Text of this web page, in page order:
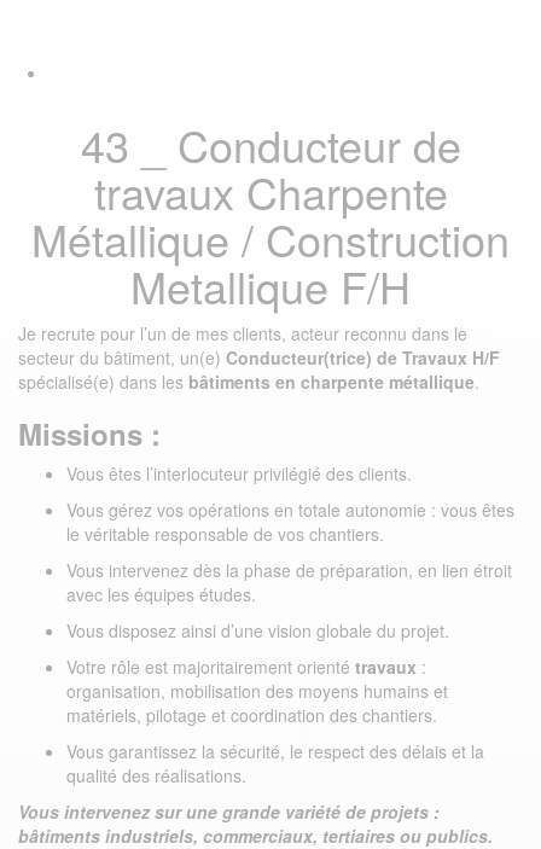
navigation
43 _ Conducteur de
travaux Charpente
Métallique / Construction
Metallique F/H
Je recrute pour l’un de mes clients, acteur reconnu dans le
secteur du bâtiment, un(e) Conducteur(trice) de Travaux H/F
spécialisé(e) dans les bâtiments en charpente métallique.
Missions :
Vous êtes l’interlocuteur privilégié des clients.
Vous gérez vos opérations en totale autonomie : vous êtes
le véritable responsable de vos chantiers.
Vous intervenez dès la phase de préparation, en lien étroit
avec les équipes études.
Vous disposez ainsi d’une vision globale du projet.
Votre rôle est majoritairement orienté travaux :
organisation, mobilisation des moyens humains et
matériels, pilotage et coordination des chantiers.
Vous garantissez la sécurité, le respect des délais et la
qualité des réalisations.
Vous intervenez sur une grande variété de projets :
bâtiments industriels, commerciaux, tertiaires ou publics.